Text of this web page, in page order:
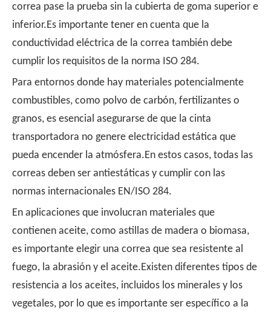
correa pase la prueba sin la cubierta de goma superior e
inferior.Es importante tener en cuenta que la
conductividad eléctrica de la correa también debe
cumplir los requisitos de la norma ISO 284.
Para entornos donde hay materiales potencialmente
combustibles, como polvo de carbón, fertilizantes o
granos, es esencial asegurarse de que la cinta
transportadora no genere electricidad estática que
pueda encender la atmósfera.En estos casos, todas las
correas deben ser antiestáticas y cumplir con las
normas internacionales EN/ISO 284.
En aplicaciones que involucran materiales que
contienen aceite, como astillas de madera o biomasa,
es importante elegir una correa que sea resistente al
fuego, la abrasión y el aceite.Existen diferentes tipos de
resistencia a los aceites, incluidos los minerales y los
vegetales, por lo que es importante ser específico a la